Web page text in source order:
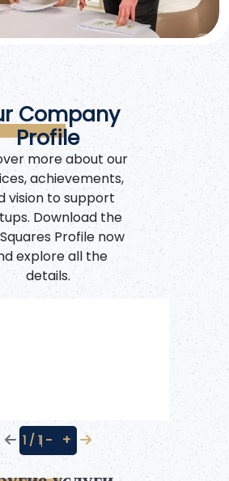
Аравия, обеспечивая
сектора и государственно-частного
Company
Profile
more about our
achievements,
vision to support
Download the
Profile now
explore all the
details.
1 / 1 − +